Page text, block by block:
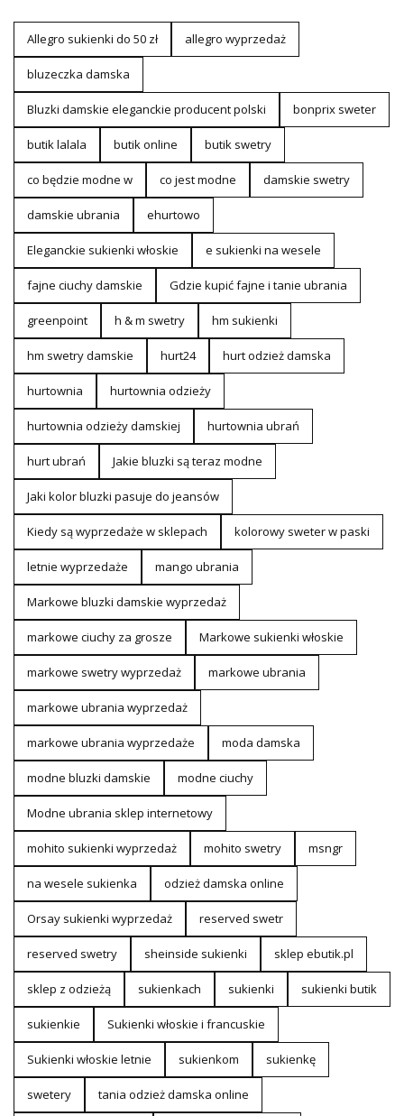
Allegro sukienki do 50 zł allegro wyprzedaż
bluzeczka damska
Bluzki damskie eleganckie producent polski bonprix sweter
butik lalala butik online butik swetry
co będzie modne w co jest modne damskie swetry
damskie ubrania ehurtowo
Eleganckie sukienki włoskie e sukienki na wesele
fajne ciuchy damskie Gdzie kupić fajne i tanie ubrania
greenpoint h & m swetry hm sukienki
hm swetry damskie hurt24 hurt odzież damska
hurtownia hurtownia odzieży
hurtownia odzieży damskiej hurtownia ubrań
hurt ubrań Jakie bluzki są teraz modne
Jaki kolor bluzki pasuje do jeansów
Kiedy są wyprzedaże w sklepach kolorowy sweter w paski
letnie wyprzedaże mango ubrania
Markowe bluzki damskie wyprzedaż
markowe ciuchy za grosze Markowe sukienki włoskie
markowe swetry wyprzedaż markowe ubrania
markowe ubrania wyprzedaż
markowe ubrania wyprzedaże moda damska
modne bluzki damskie modne ciuchy
Modne ubrania sklep internetowy
mohito sukienki wyprzedaż mohito swetry msngr
na wesele sukienka odzież damska online
Orsay sukienki wyprzedaż reserved swetr
reserved swetry sheinside sukienki sklep ebutik.pl
sklep z odzieżą sukienkach sukienki sukienki butik
sukienkie Sukienki włoskie i francuskie
Sukienki włoskie letnie sukienkom sukienkę
swetery tania odzież damska online